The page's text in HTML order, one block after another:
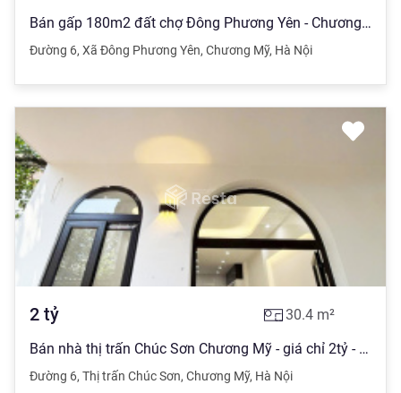
Bán gấp 180m2 đất chợ Đông Phương Yên - Chương Mỹ - Hà Nội giá 17.5 triệu/m2
Đường 6, Xã Đông Phương Yên, Chương Mỹ, Hà Nội
2 tỷ 30.4 m²
Bán nhà thị trấn Chúc Sơn Chương Mỹ - giá chỉ 2tỷ - 3 tầng xây mới - thiết kế đẹp nhất thị trường
Đường 6, Thị trấn Chúc Sơn, Chương Mỹ, Hà Nội